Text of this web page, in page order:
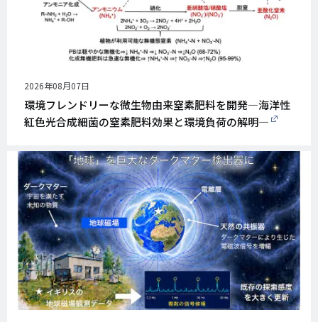
公
開
日
2026年08月07日
環境フレンドリーな微生物由来窒素肥料を開発―海洋性
紅色光合成細菌の窒素肥料効果と環境負荷の解明―